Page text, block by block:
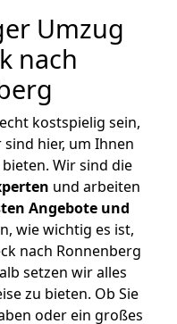
Umzug
nach
kostspielig sein,
hier, um Ihnen
Wir sind die
und arbeiten
Angebote und
wie wichtig es ist,
nach Ronnenberg
setzen wir alles
zu bieten. Ob Sie
oder ein großes